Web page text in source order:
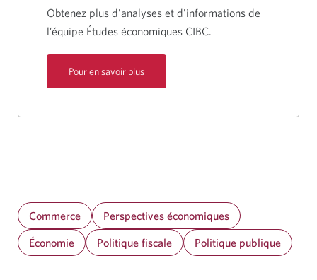
Obtenez plus d'analyses et d'informations de
l’équipe Études économiques CIBC.
Pour en savoir plus
Commerce
Perspectives économiques
Économie
Politique fiscale Politique publique